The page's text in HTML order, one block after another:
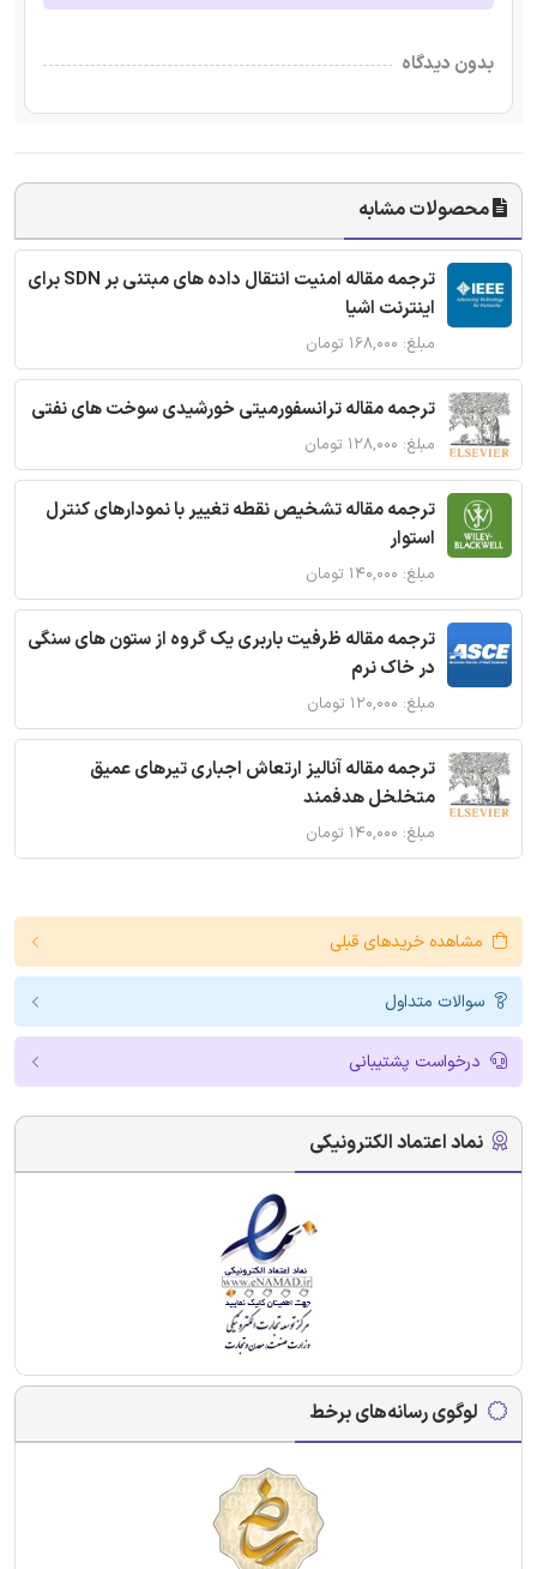
بدون دیدگاه
محصولات مشابه
ترجمه مقاله امنیت انتقال داده های مبتنی بر SDN برای
اینترنت اشیا
مبلغ: ۱۶۸,۰۰۰ تومان
ترجمه مقاله ترانسفورمیتی خورشیدی سوخت های نفتی
مبلغ: ۱۲۸,۰۰۰ تومان
ترجمه مقاله تشخیص نقطه تغییر با نمودارهای کنترل
استوار
مبلغ: ۱۴۰,۰۰۰ تومان
ترجمه مقاله ظرفیت باربری یک گروه از ستون های سنگی
در خاک نرم
مبلغ: ۱۲۰,۰۰۰ تومان
ترجمه مقاله آنالیز ارتعاش اجباری تیرهای عمیق
متخلخل هدفمند
مبلغ: ۱۴۰,۰۰۰ تومان
مشاهده خریدهای قبلی
سوالات متداول
درخواست پشتیبانی
نماد اعتماد الکترونیکی
لوگوی رسانه‌های برخط